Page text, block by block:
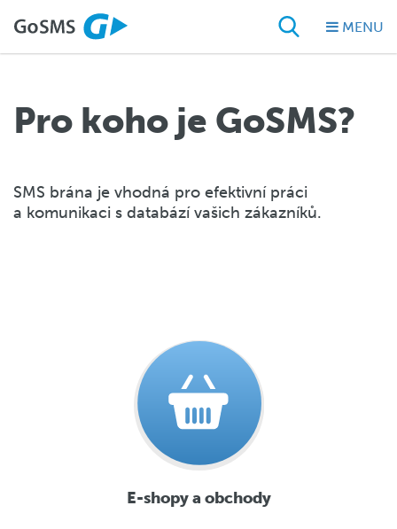
MENU
Pro koho je GoSMS?
SMS brána je vhodná pro efektivní práci
a komunikaci s databází vašich zákazníků.
E-shopy a obchody